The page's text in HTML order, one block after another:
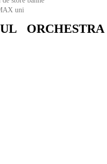
uni
ORCHESTRA